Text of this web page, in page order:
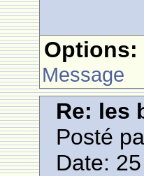
Options:
Message
Re: les
Posté
Date: